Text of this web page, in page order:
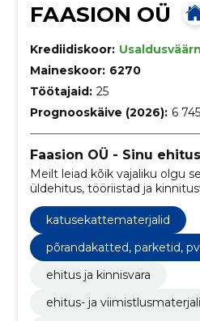
FAASION OÜ
Krediidiskoor:
Maineskoor: 6270
Töötajaid: 25
Prognooskäive (2026): 6
Faasion OÜ - Sinu
Meilt leiad kõik vajaliku olgu
üldehitus, tööriistad ja
vabaajatooted.
katusekattematerjalid
põrandakatted, parketid,
ehitus ja kinnisvara
ehitus- ja